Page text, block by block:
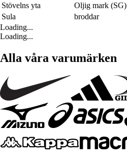
Stövelns yta
Oljig mark (SG)
Sula
broddar
Loading...
Loading...
Alla våra varumärken